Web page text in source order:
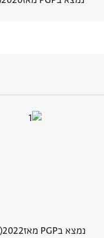
נמצא בPGP מאז 2022